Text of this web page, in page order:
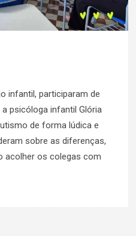
infantil, participaram de
psicóloga infantil Glória
de forma lúdica e
sobre as diferenças,
acolher os colegas com